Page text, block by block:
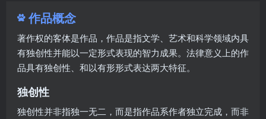
作品概念
著作权的客体是作品，作品是指文学、艺术和科学领域内具
有独创性并能以一定形式表现的智力成果。法律意义上的作
品具有独创性、和以有形形式表达两大特征。
独创性
独创性并非指独一无二，而是指作品系作者独立完成，而非